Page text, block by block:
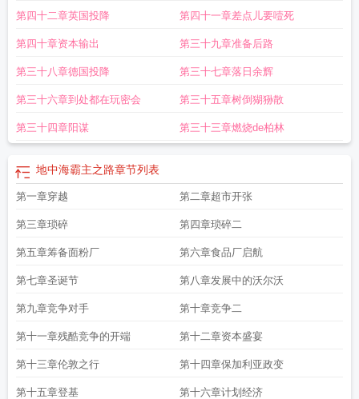
第四十二章英国投降 第四十一章差点儿要噎死
第四十章资本输出 第三十九章准备后路
第三十八章德国投降 第三十七章落日余辉
第三十六章到处都在玩密会 第三十五章树倒猢狲散
第三十四章阳谋 第三十三章燃烧de柏林
地中海霸主之路章节列表
第一章穿越 第二章超市开张
第三章琐碎 第四章琐碎二
第五章筹备面粉厂 第六章食品厂启航
第七章圣诞节 第八章发展中的沃尔沃
第九章竞争对手 第十章竞争二
第十一章残酷竞争的开端 第十二章资本盛宴
第十三章伦敦之行 第十四章保加利亚政变
第十五章登基 第十六章计划经济